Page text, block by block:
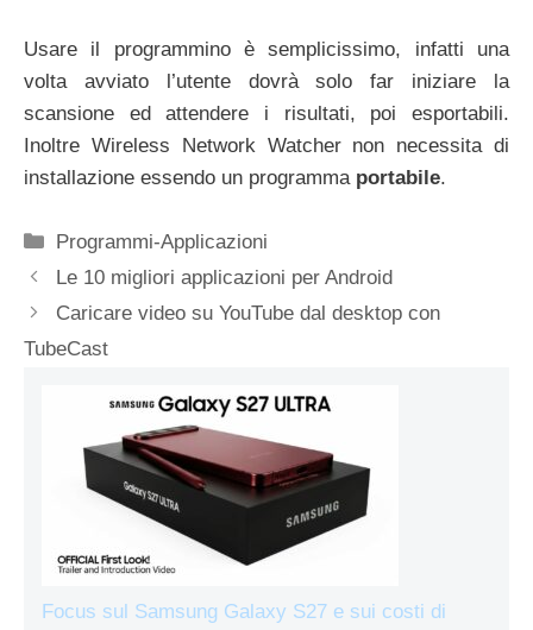
Usare il programmino è semplicissimo, infatti una
volta avviato l’utente dovrà solo far iniziare la
scansione ed attendere i risultati, poi esportabili.
Inoltre Wireless Network Watcher non necessita di
installazione essendo un programma portabile.
Categorie
Programmi-Applicazioni
Le 10 migliori applicazioni per Android
Caricare video su YouTube dal desktop con
TubeCast
Focus sul Samsung Galaxy S27 e sui costi di